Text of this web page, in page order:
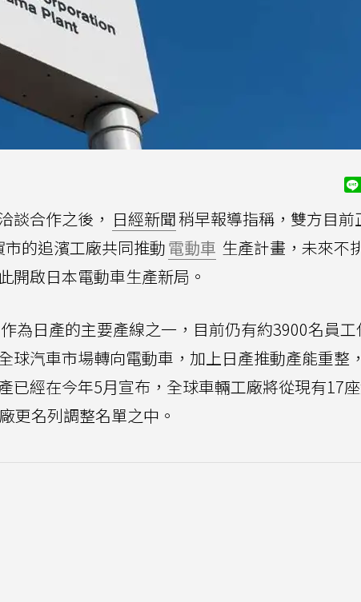
談合作之後， 日經新聞稍早報導指稱，雙方目前
的追濱工廠共同推動電動車 生產計畫，未來不
開啟日本電動車生產新局。
為日產的主要產線之一，目前仍有約3900名員
球汽車市場轉向電動車，加上日產推動產能重整
已經在今年5月宣布，全球車輛工廠將從現有17
更名列調整名單之中。